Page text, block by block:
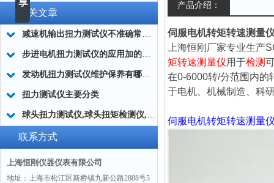
相关文章
减速机输出扭力测试仪不准确常用的处理方法
步进电机扭力测试仪的应用加的广泛
发动机扭力测试仪维护保养有哪些分类?
扭力测试仪主要分类
球头扭力测试仪,球头扭矩检测仪,汽车球头旋转扭矩测定仪
联系方式
上海恒刚仪器仪表有限公司
地址：上海市松江区新桥镇九新公路2888号5
产品介绍：
伺服电机转矩转速测量
上海恒刚厂家专业生产
矩转速测量仪用于检测
在0-6000转/分范围内的
于电机、机械制造、科
伺服电机转矩转速测量